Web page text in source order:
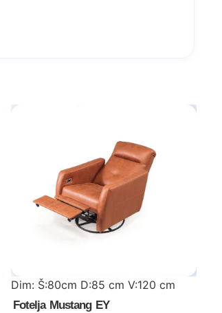
Dim: Š:80cm D:85 cm V:120 cm
Fotelja Mustang EY